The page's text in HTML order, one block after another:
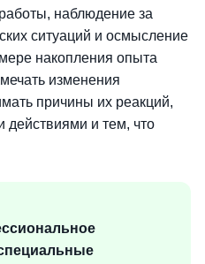
наблюдение за
ситуаций и осмысление
накопления опыта
изменения
причины их реакций,
действиями и тем, что